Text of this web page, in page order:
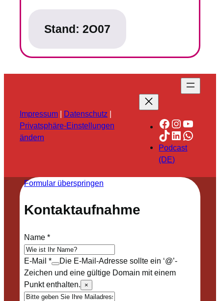
Stand: 2O07
Impressum | Datenschutz |
Privatsphäre-Einstellungen
ändern
Facebook
TikTok
LinkedIn
Podcast
(DE)
Formular überspringen
Kontaktaufnahme
Name*
E-Mail *
Die E-Mail-Adresse sollte ein ‘@’-
Zeichen und eine gültige Domain mit einem
Punkt enthalten.
×